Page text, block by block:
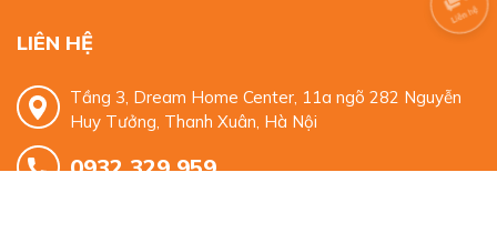
LIÊN HỆ
Tầng 3, Dream Home Center, 11a ngõ 282 Nguyễn
Huy Tưởng, Thanh Xuân, Hà Nội
0932 329 959